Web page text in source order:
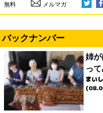
無料 メルマガ
バックナンバー
姉が
っ
まい